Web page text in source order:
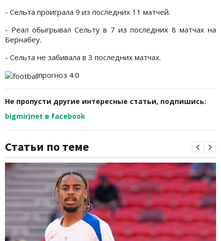
- Сельта проиграла 9 из последних 11 матчей.
- Реал обыгрывал Сельту в 7 из последних 8 матчах на
Бернабеу.
- Сельта не забивала в 3 последних матчах.
прогноз 4:0
Не пропусти другие интересные статьи, подпишись:
bigmir)net в facebook
Статьи по теме